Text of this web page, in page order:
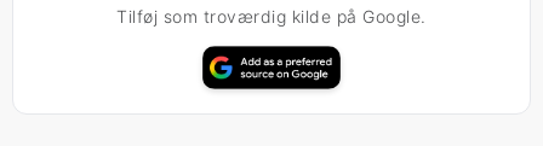
Tilføj som troværdig kilde på Google.